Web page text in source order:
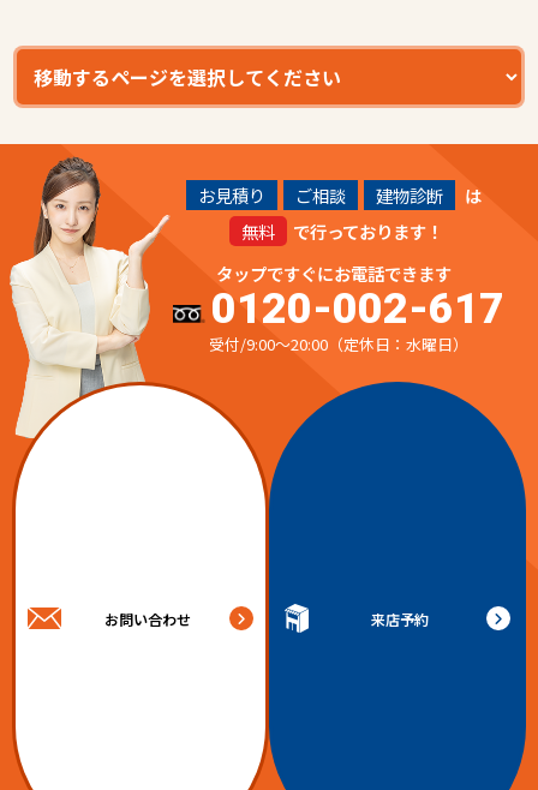
お見積り ご相談 建物診断
は
無料
で行っております！
タップですぐにお電話できます
0120-002-617
受付/9:00～20:00（定休日：水曜日）
お問い合わせ 来店予約